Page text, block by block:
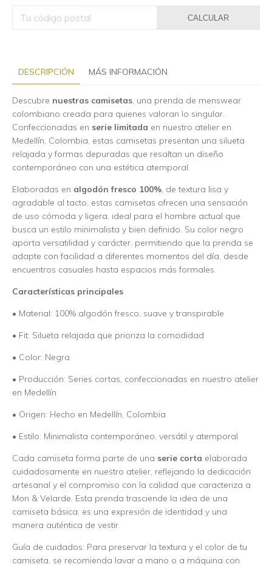
CALCULAR
DESCRIPCIÓN MÁS INFORMACIÓN
Descubre nuestras camisetas, una prenda de menswear
colombiano creada para quienes valoran lo singular.
Confeccionadas en serie limitada en nuestro atelier en
Medellín, Colombia, estas camisetas presentan una silueta
relajada y formas depuradas que resaltan un diseño
contemporáneo con una estética atemporal.
Elaboradas en algodón fresco 100%, de textura lisa y
agradable al tacto, estas camisetas ofrecen una sensación
de uso cómoda y ligera, ideal para el hombre actual que
busca un estilo minimalista y bien definido. Su color negro
aporta versatilidad y carácter, permitiendo que la prenda se
adapte con facilidad a diferentes momentos del día, desde
encuentros casuales hasta espacios más formales.
Características principales
• Material: 100% algodón fresco, suave y transpirable
• Fit: Silueta relajada que prioriza la comodidad
• Color: Negra
• Producción: Series cortas, confeccionadas en nuestro atelier
en Medellín
• Origen: Hecho en Medellín, Colombia
• Estilo: Minimalista contemporáneo, versátil y atemporal
Cada camiseta forma parte de una serie corta elaborada
cuidadosamente en nuestro atelier, reflejando la dedicación
artesanal y el compromiso con la calidad que caracteriza a
Mon & Velarde. Esta prenda trasciende la idea de una
camiseta básica; es una expresión de identidad y una
manera auténtica de vestir.
Guía de cuidados: Para preservar la textura y el color de tu
camiseta, se recomienda lavar a mano o a máquina con